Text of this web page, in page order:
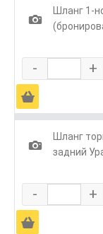
1
Шланг 1-
- +
Ä
1
Шланг
задний
- +
Ä